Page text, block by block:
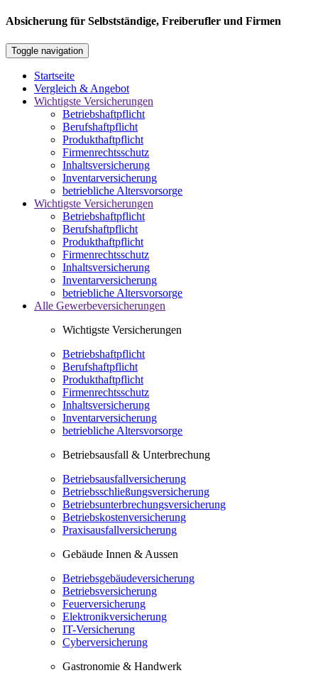
Absicherung für Selbstständige, Freiberufler und Firmen
Toggle navigation
Startseite
Vergleich & Angebot
Wichtigste Versicherungen
Betriebshaftpflicht
Berufshaftpflicht
Produkthaftpflicht
Firmenrechtsschutz
Inhaltsversicherung
Inventarversicherung
betriebliche Altersvorsorge
Wichtigste Versicherungen
Betriebshaftpflicht
Berufshaftpflicht
Produkthaftpflicht
Firmenrechtsschutz
Inhaltsversicherung
Inventarversicherung
betriebliche Altersvorsorge
Alle Gewerbeversicherungen
Wichtigste Versicherungen
Betriebshaftpflicht
Berufshaftpflicht
Produkthaftpflicht
Firmenrechtsschutz
Inhaltsversicherung
Inventarversicherung
betriebliche Altersvorsorge
Betriebsausfall & Unterbrechung
Betriebsausfallversicherung
Betriebsschließungsversicherung
Betriebsunterbrechungsversicherung
Betriebskostenversicherung
Praxisausfallversicherung
Gebäude Innen & Aussen
Betriebsgebäudeversicherung
Betriebsversicherung
Feuerversicherung
Elektronikversicherung
IT-Versicherung
Cyberversicherung
Gastronomie & Handwerk